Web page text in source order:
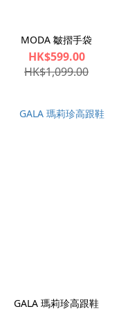
MODA 皺摺手袋
HK$599.00
HK$1,099.00
GALA 瑪莉珍高跟鞋